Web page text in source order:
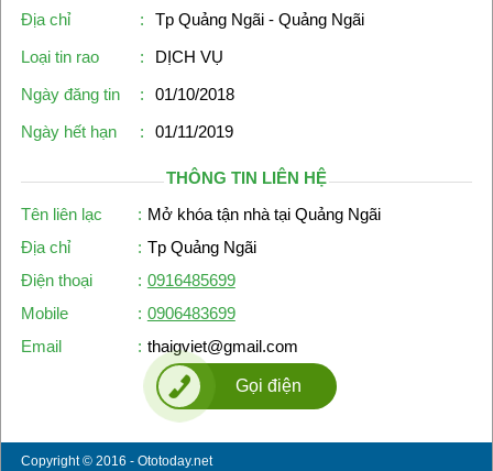
Địa chỉ :
Tp Quảng Ngãi - Quảng Ngãi
Loại tin rao
:
DỊCH VỤ
Ngày đăng tin
:
01/10/2018
Ngày hết hạn
: 01/11/2019
THÔNG TIN LIÊN HỆ
Tên liên lạc
: Mở khóa tận nhà tại Quảng Ngãi
Địa chỉ
: Tp Quảng Ngãi
Điện thoại
: 0916485699
Mobile
: 0906483699
Email
: thaigviet@gmail.com
Gọi điện
Copyright © 2016 - Ototoday.net